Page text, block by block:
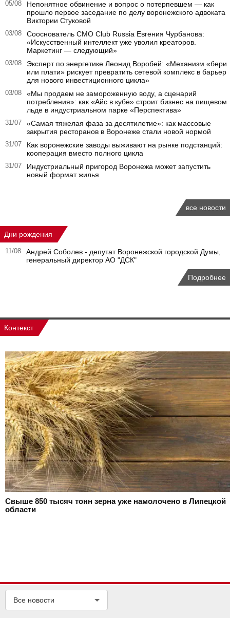
05/08
Непонятное обвинение и вопрос о потерпевшем — как
прошло первое заседание по делу воронежского адвоката
Виктории Стуковой
03/08
Сооснователь CMO Club Russia Евгения Чурбанова:
«Искусственный интеллект уже уволил креаторов.
Маркетинг — следующий»
03/08
Эксперт по энергетике Леонид Воробей: «Механизм «бери
или плати» рискует превратить сетевой комплекс в барьер
для нового инвестиционного цикла»
03/08
«Мы продаем не замороженную воду, а сценарий
потребления»: как «Айс в кубе» строит бизнес на пищевом
льде в индустриальном парке «Перспектива»
31/07
«Самая тяжелая фаза за десятилетие»: как массовые
закрытия ресторанов в Воронеже стали новой нормой
31/07
Как воронежские заводы выживают на рынке подстанций:
кооперация вместо полного цикла
31/07
Индустриальный пригород Воронежа может запустить
новый формат жилья
все новости
Дни рождения
11/08
Андрей Соболев - депутат Воронежской городской Думы,
генеральный директор АО "ДСК"
Подробнее
Контекст
Свыше 850 тысяч тонн зерна уже намолочено в Липецкой
области
Все новости